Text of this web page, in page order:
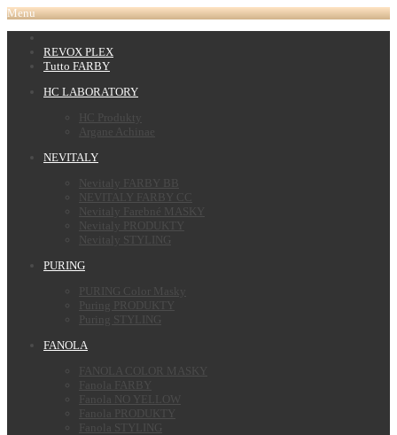
Menu
REVOX PLEX
Tutto FARBY
HC LABORATORY
HC Produkty
Argane Achinae
NEVITALY
Nevitaly FARBY BB
NEVITALY FARBY CC
Nevitaly Farebné MASKY
Nevitaly PRODUKTY
Nevitaly STYLING
PURING
PURING Color Masky
Puring PRODUKTY
Puring STYLING
FANOLA
FANOLA COLOR MASKY
Fanola FARBY
Fanola NO YELLOW
Fanola PRODUKTY
Fanola STYLING